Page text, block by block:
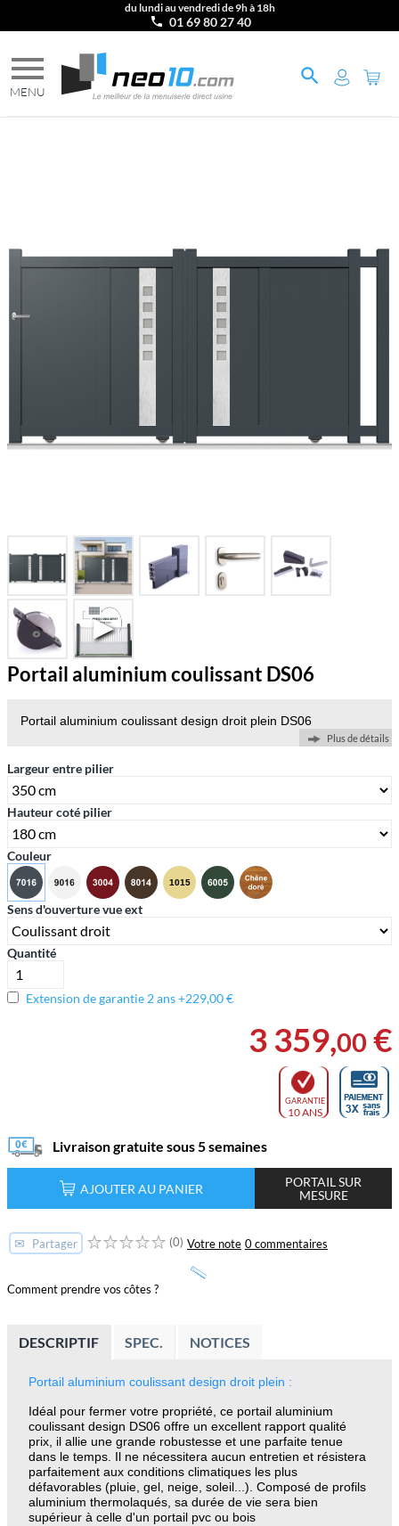
du lundi au vendredi de 9h à 18h
01 69 80 27 40
Portail aluminium coulissant DS06
Portail aluminium coulissant design droit plein DS06
Plus de détails
Largeur entre pilier
Hauteur coté pilier
Couleur
Sens d'ouverture vue ext
Quantité
Extension de garantie 2 ans +229,00 €
3 359,00 €
GARANTIE
10 ANS
Livraison gratuite sous 5 semaines
AJOUTER AU PANIER
PORTAIL SUR
MESURE
✉ Partager (0) Votre note 0 commentaires
Comment prendre vos côtes ?
DESCRIPTIF SPEC. NOTICES
Portail aluminium coulissant design droit plein :
Idéal pour fermer votre propriété, ce portail aluminium
coulissant design DS06 offre un excellent rapport qualité
prix, il allie une grande robustesse et une parfaite tenue
dans le temps. Il ne nécessitera aucun entretien et résistera
parfaitement aux conditions climatiques les plus
défavorables (pluie, gel, neige, soleil...). Composé de profils
aluminium thermolaqués, sa durée de vie sera bien
supérieur à celle d'un portail pvc ou bois